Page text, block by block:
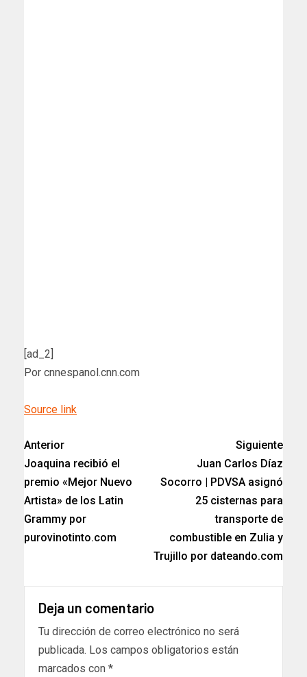
[ad_2]
Por cnnespanol.cnn.com
Source link
Anterior
Joaquina recibió el
premio «Mejor Nuevo
Artista» de los Latin
Grammy por
purovinotinto.com
Siguiente
Juan Carlos Díaz
Socorro | PDVSA asignó
25 cisternas para
transporte de
combustible en Zulia y
Trujillo por dateando.com
Deja un comentario
Tu dirección de correo electrónico no será
publicada. Los campos obligatorios están
marcados con *